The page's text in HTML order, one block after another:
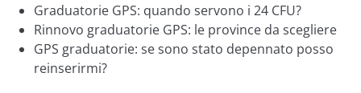
Graduatorie GPS: quando servono i 24 CFU?
Rinnovo graduatorie GPS: le province da scegliere
GPS graduatorie: se sono stato depennato posso
reinserirmi?